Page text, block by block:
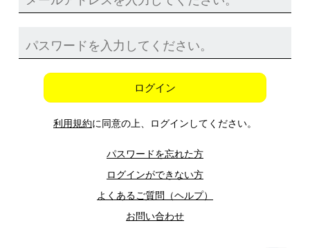
ログイン
利用規約に同意の上、ログインしてください。
パスワードを忘れた方
ログインができない方
よくあるご質問（ヘルプ）
お問い合わせ